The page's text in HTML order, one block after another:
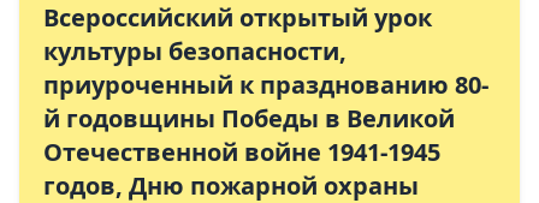
Всероссийский открытый урок
культуры безопасности,
приуроченный к празднованию 80-
й годовщины Победы в Великой
Отечественной войне 1941-1945
годов, Дню пожарной охраны